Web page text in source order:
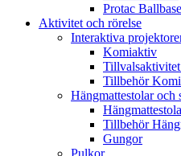
Protac Ballbase
Aktivitet och rörelse
Interaktiva
Komiaktiv
Tillbehör
Hängmattestolar och
Tillbehör
Gungor
Pulkor